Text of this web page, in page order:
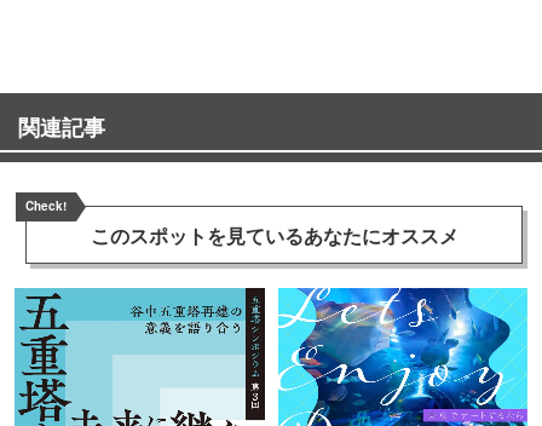
関連記事
Check!
このスポットを見ているあなたにオススメ